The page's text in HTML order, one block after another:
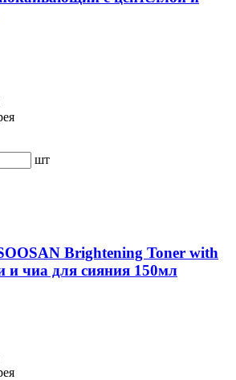
шт
Brightening Toner with
чиа для сияния 150мл